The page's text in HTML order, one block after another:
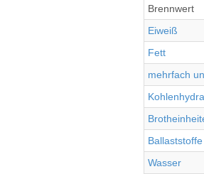
Brennwert
Eiweiß
Fett
mehrfach
Ballaststoffe
Wasser